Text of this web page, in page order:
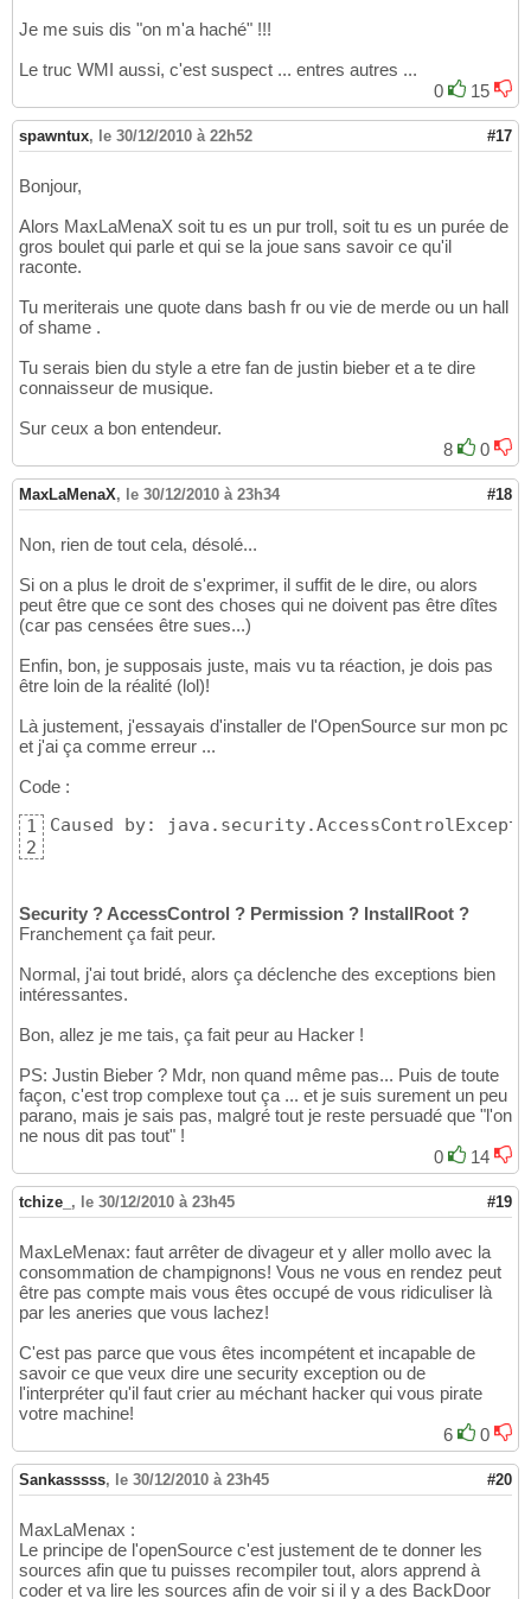
Je me suis dis "on m'a haché" !!!
Le truc WMI aussi, c'est suspect ... entres autres ...
0
15
spawntux, le 30/12/2010 à 22h52 #17
Bonjour,
Alors MaxLaMenaX soit tu es un pur troll, soit tu es un purée de
gros boulet qui parle et qui se la joue sans savoir ce qu'il
raconte.
Tu meriterais une quote dans bash fr ou vie de merde ou un hall
of shame .
Tu serais bien du style a etre fan de justin bieber et a te dire
connaisseur de musique.
Sur ceux a bon entendeur.
8
0
MaxLaMenaX, le 30/12/2010 à 23h34 #18
Non, rien de tout cela, désolé...
Si on a plus le droit de s'exprimer, il suffit de le dire, ou alors
peut être que ce sont des choses qui ne doivent pas être dîtes
(car pas censées être sues...)
Enfin, bon, je supposais juste, mais vu ta réaction, je dois pas
être loin de la réalité (lol)!
Là justement, j'essayais d'installer de l'OpenSource sur mon pc
et j'ai ça comme erreur ...
Code :
1
2
Caused by:
Security ? AccessControl ? Permission ? InstallRoot ?
Franchement ça fait peur.
Normal, j'ai tout bridé, alors ça déclenche des exceptions bien
intéressantes.
Bon, allez je me tais, ça fait peur au Hacker !
PS: Justin Bieber ? Mdr, non quand même pas... Puis de toute
façon, c'est trop complexe tout ça ... et je suis surement un peu
parano, mais je sais pas, malgré tout je reste persuadé que "l'on
ne nous dit pas tout" !
0
14
tchize_ , le 30/12/2010 à 23h45 #19
MaxLeMenax: faut arrêter de divageur et y aller mollo avec la
consommation de champignons! Vous ne vous en rendez peut
être pas compte mais vous êtes occupé de vous ridiculiser là
par les aneries que vous lachez!
C'est pas parce que vous êtes incompétent et incapable de
savoir ce que veux dire une security exception ou de
l'interpréter qu'il faut crier au méchant hacker qui vous pirate
votre machine!
6
0
Sankasssss, le 30/12/2010 à 23h45 #20
MaxLaMenax :
Le principe de l'openSource c'est justement de te donner les
sources afin que tu puisses recompiler tout, alors apprend à
coder et va lire les sources afin de voir si il y a des BackDoor